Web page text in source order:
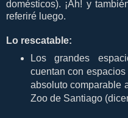
domésticos). ¡Ah! y
referiré luego.
Lo rescatable:
Los grandes
cuentan con
absoluto comparable
Zoo de Santiago